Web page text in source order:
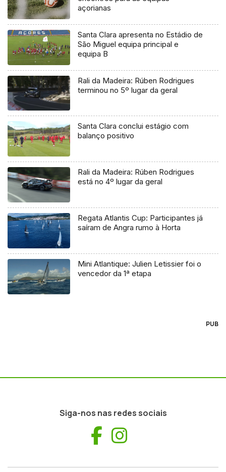
açorianas
Santa Clara apresenta no Estádio de
São Miguel equipa principal e
equipa B
Rali da Madeira: Rúben Rodrigues
terminou no 5º lugar da geral
Santa Clara conclui estágio com
balanço positivo
Rali da Madeira: Rúben Rodrigues
está no 4º lugar da geral
Regata Atlantis Cup: Participantes já
saíram de Angra rumo à Horta
Mini Atlantique: Julien Letissier foi o
vencedor da 1ª etapa
PUB
Siga-nos nas redes sociais
Facebook